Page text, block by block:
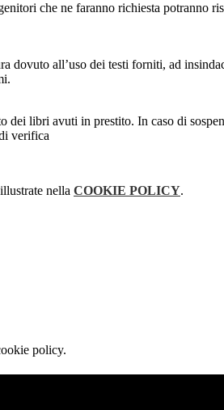
che ne faranno richiesta potranno
dovuto all’uso dei testi forniti, ad
dei libri avuti in prestito. In caso di
verifica
nella COOKIE POLICY.
policy.